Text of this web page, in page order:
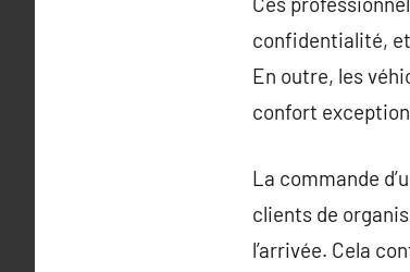
confidentialité,
En outre, les
confort
La commande
clients de
l’arrivée. Cela